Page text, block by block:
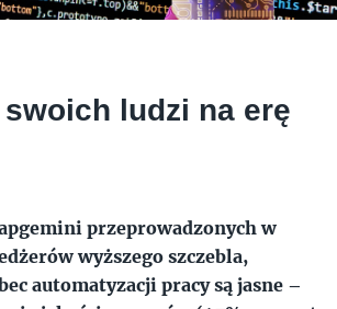
ludzi na erę
przeprowadzonych w
wyższego szczebla,
automatyzacji pracy są jasne –